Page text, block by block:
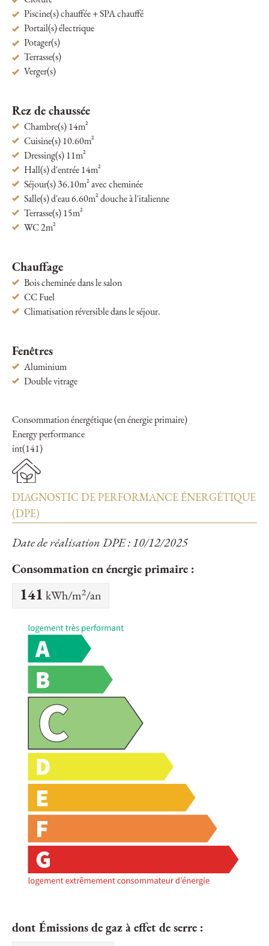
Piscine(s) chauffée + SPA chauffé
Portail(s) électrique
Potager(s)
Terrasse(s)
Verger(s)
Rez de chaussée
Chambre(s) 14m²
Cuisine(s) 10.60m²
Dressing(s) 11m²
Hall(s) d'entrée 14m²
Séjour(s) 36.10m² avec cheminée
Salle(s) d'eau 6.60m² douche à l'italienne
Terrasse(s) 15m²
WC 2m²
Chauffage
Bois cheminée dans le salon
CC Fuel
Climatisation réversible dans le séjour.
Fenêtres
Aluminium
Double vitrage
Consommation énergétique (en énergie primaire)
Energy performance
int(141)
DIAGNOSTIC DE PERFORMANCE ÉNERGÉTIQUE
(DPE)
Date de réalisation DPE : 10/12/2025
Consommation en énergie primaire :
141 kWh/m2/an
dont Émissions de gaz à effet de serre :